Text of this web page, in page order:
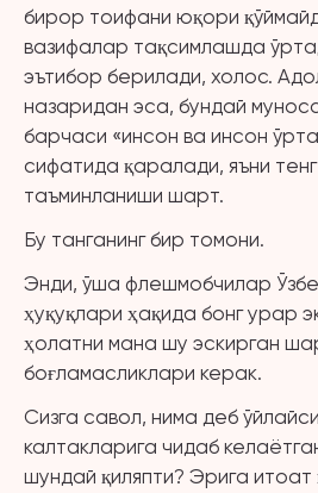
бирор тоифани юқори
вазифалар тақсимлашда
эътибор берилади, холос.
назаридан эса, бундай
барчаси «инсон ва инсон
сифатида қаралади, яъни
таъминланиши шарт.
Бу танганинг бир томони.
Энди, ўша флешмобчилар
ҳуқуқлари ҳақида бонг урар
ҳолатни мана шу эскирган
боғламасликлари керак.
Сизга савол, нима деб
калтакларига чидаб
шундай қиляпти? Эрига итоат